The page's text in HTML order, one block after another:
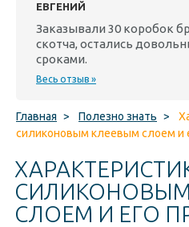
ЕВГЕНИЙ
Заказывали 30 коробок
скотча, остались
сроками.
Весь отзыв »
Главная > Полезно знать >
силиконовым клеевым слоем и
СЛОЕМ И ЕГО